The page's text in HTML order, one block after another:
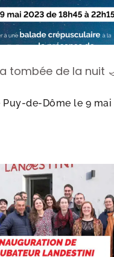
tombée de la nuit
de-Dôme le 9 mai